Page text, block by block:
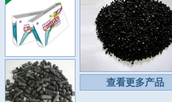
查看更多产品